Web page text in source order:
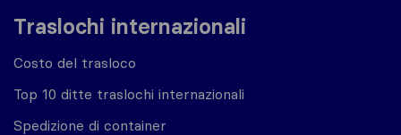
Traslochi internazionali
Costo del trasloco
Top 10 ditte traslochi internazionali
Spedizione di container